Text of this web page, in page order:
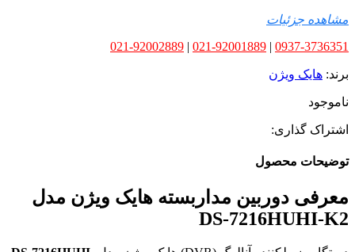
مشاهده جزئیات
0937-3736351
|
021-92001889
|
021-92002889
برند: هایک ویژن
ناموجود
اشتراک گذاری:
توضیحات محصول
معرفی دوربین مداربسته هایک ویژن مدل
DS-7216HUHI-K2